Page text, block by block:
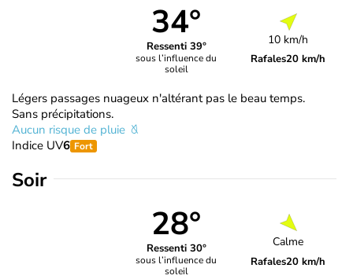
34°
Ressenti 39°
sous l’influence du
soleil
10 km/h
Rafales20 km/h
Légers passages nuageux n'altérant pas le beau temps.
Sans précipitations.
Aucun risque de pluie
Indice UV6 Fort
Soir
28°
Ressenti 30°
sous l’influence du
soleil
Calme
Rafales20 km/h